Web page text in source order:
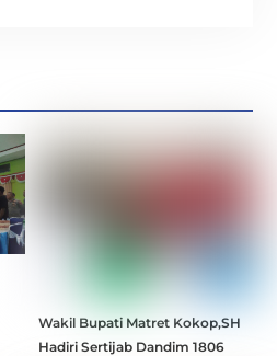
Wakil Bupati Matret Kokop,SH
Hadiri Sertijab Dandim 1806